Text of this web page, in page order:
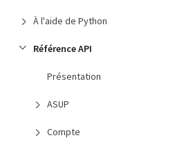
À l'aide de Python
Référence API
Présentation
ASUP
Compte